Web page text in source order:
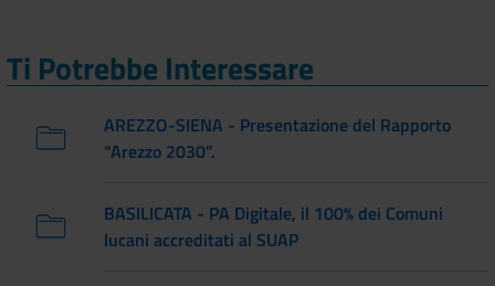
Ti Potrebbe Interessare
AREZZO-SIENA - Presentazione del Rapporto
“Arezzo 2030”.
BASILICATA - PA Digitale, il 100% dei Comuni
lucani accreditati al SUAP